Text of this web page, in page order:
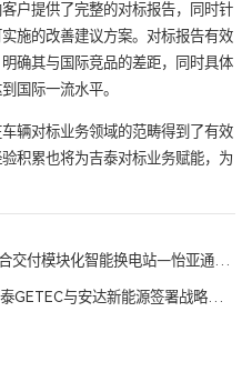
户提供了完整的对标报告，同时针
施的改善建议方案。对标报告有效
确其与国际竞品的差距，同时具体
国际一流水平。
辆对标业务领域的范畴得到了有效
积累也将为吉泰对标业务赋能，为
化智能换电站—怡亚通换电轻卡续航无忧
与安达新能源签署战略合作协议